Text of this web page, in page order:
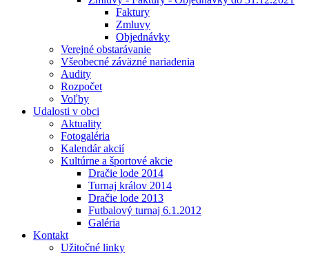
Faktury
Zmluvy
Objednávky
Verejné obstarávanie
Všeobecné záväzné nariadenia
Audity
Rozpočet
Voľby
Udalosti v obci
Aktuality
Fotogaléria
Kalendár akcií
Kultúrne a športové akcie
Dračie lode 2014
Turnaj králov 2014
Dračie lode 2013
Futbalový turnaj 6.1.2012
Galéria
Kontakt
Užitočné linky